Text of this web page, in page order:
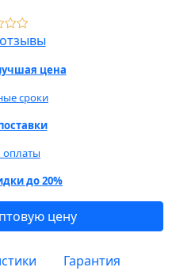
цена
сроки
до 20%
цену
Гарантия